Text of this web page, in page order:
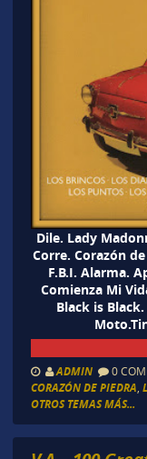
Dile. Lady
Corre. Corazón
F.B.I. Alarma.
Comienza Mi
Black is
ADMIN 0
CORAZÓN DE PIEDRA,
OTROS TEMAS MÁS...